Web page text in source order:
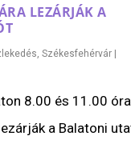
LEZÁRJÁK A
Székesfehérvár|
8.00 és 11.00 óra
a Balatoni